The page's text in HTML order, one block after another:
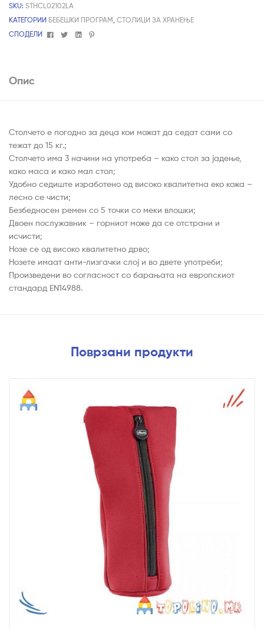
SKU: STHCL02102LA
КАТЕГОРИИ БЕБЕШКИ ПРОГРАМ СТОЛИЦИ ЗА ХРАНЕЊЕ
СПОДЕЛИ
FacebookTwitterLinkedin
Pinterest
Опис
Столчето е погодно за деца кои можат да седат сами со
тежат до 15 кг.;
Столчето има 3 начини на употреба – како стол за јадење,
како маса и како мал стол;
Удобно седиште изработено од високо квалитетна еко кожа –
лесно се чисти;
Безбедносен ремен со 5 точки со меки влошки;
Двоен послужавник – горниот може да се отстрани и
исчисти;
Нозе се од високо квалитетно дрво;
Нозете имаат анти-лизгачки слој и во двете употреби;
Произведени во согласност со барањата на европскиот
стандард EN14988.
Поврзани продукти